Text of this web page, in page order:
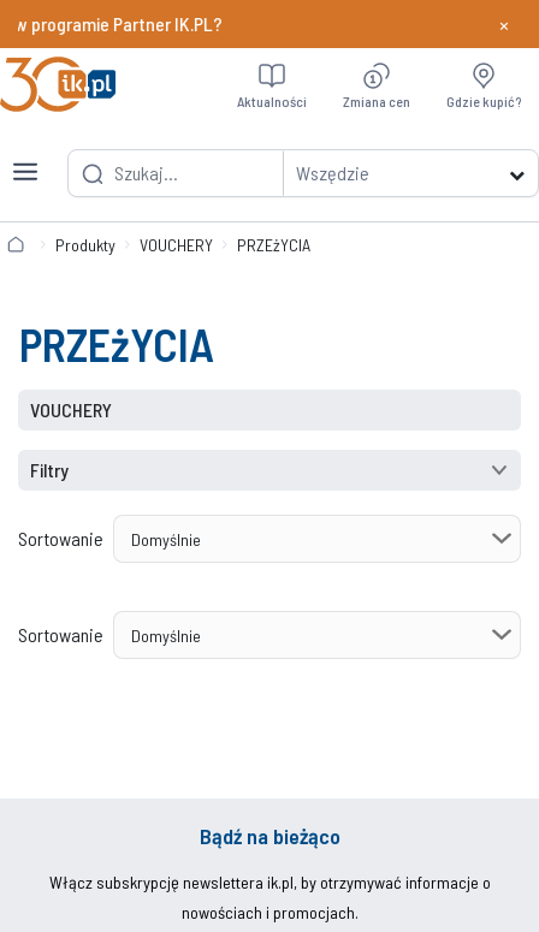
programie Partner IK.PL? Dowiedz
×
Wszędzie
Aktualności Zmiana cen Gdzie kupić?
Produkty VOUCHERY PRZEżYCIA
PRZEżYCIA
VOUCHERY
Filtry
Sortowanie
Sortowanie
Bądź na bieżąco
Włącz subskrypcję newslettera ik.pl, by otrzymywać informacje o
nowościach i promocjach.